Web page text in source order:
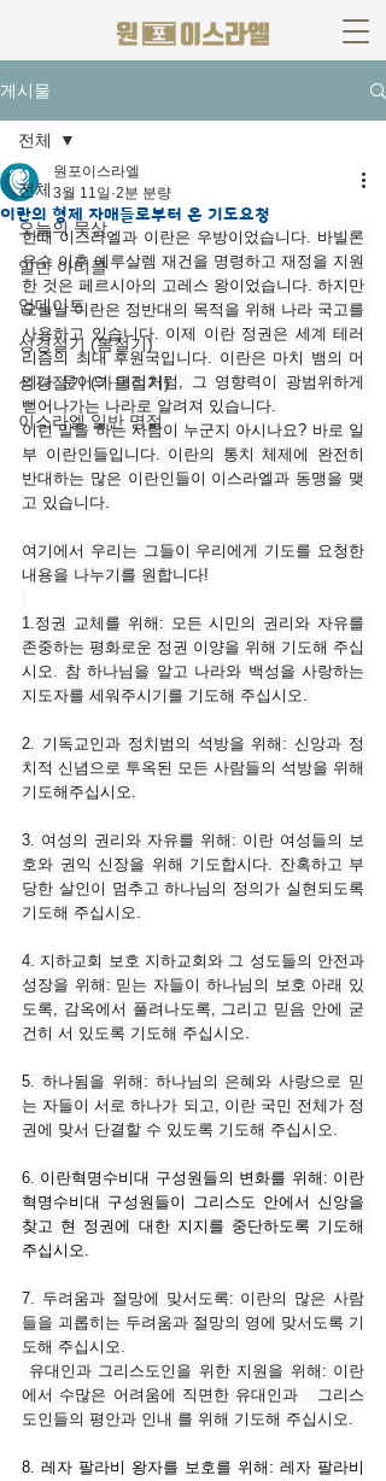
게시물
전체
오늘의 묵상
일반 아티클
업데이트
성경절기 (봄절기)
성경절기 (가을절기)
이스라엘 일반 명절
전체
이란의 형제 자매들로부터 온 기도요청
원포이스라엘
3월 11일 2분 분량
한때 이스라엘과 이란은 우방이었습니다. 바빌론
유수 이후 예루살렘 재건을 명령하고 재정을 지원
한 것은 페르시아의 고레스 왕이었습니다. 하지만
오늘날 이란은 정반대의 목적을 위해 나라 국고를
사용하고 있습니다. 이제 이란 정권은 세계 테러
리즘의 최대 후원국입니다. 이란은 마치 뱀의 머
리나 문어의 머리처럼, 그 영향력이 광범위하게
뻗어나가는 나라로 알려져 있습니다.
이런 말을 하는 사람이 누군지 아시나요? 바로 일
부 이란인들입니다. 이란의 통치 체제에 완전히
반대하는 많은 이란인들이 이스라엘과 동맹을 맺
고 있습니다.
여기에서 우리는 그들이 우리에게 기도를 요청한
내용을 나누기를 원합니다!
1.정권 교체를 위해: 모든 시민의 권리와 자유를
존중하는 평화로운 정권 이양을 위해 기도해 주십
시오. 참 하나님을 알고 나라와 백성을 사랑하는
지도자를 세워주시기를 기도해 주십시오.
2. 기독교인과 정치범의 석방을 위해: 신앙과 정
치적 신념으로 투옥된 모든 사람들의 석방을 위해
기도해주십시오.
3. 여성의 권리와 자유를 위해: 이란 여성들의 보
호와 권익 신장을 위해 기도합시다. 잔혹하고 부
당한 살인이 멈추고 하나님의 정의가 실현되도록
기도해 주십시오.
4. 지하교회 보호 지하교회와 그 성도들의 안전과
성장을 위해: 믿는 자들이 하나님의 보호 아래 있
도록, 감옥에서 풀려나도록, 그리고 믿음 안에 굳
건히 서 있도록 기도해 주십시오.
5. 하나됨을 위해: 하나님의 은혜와 사랑으로 믿
는 자들이 서로 하나가 되고, 이란 국민 전체가 정
권에 맞서 단결할 수 있도록 기도해 주십시오.
6. 이란혁명수비대 구성원들의 변화를 위해: 이란
혁명수비대 구성원들이 그리스도 안에서 신앙을
찾고 현 정권에 대한 지지를 중단하도록 기도해
주십시오.
7. 두려움과 절망에 맞서도록: 이란의 많은 사람
들을 괴롭히는 두려움과 절망의 영에 맞서도록 기
도해 주십시오.
유대인과 그리스도인을 위한 지원을 위해: 이란
에서 수많은 어려움에 직면한 유대인과   그리스
도인들의 평안과 인내 를 위해 기도해 주십시오.
8. 레자 팔라비 왕자를 보호를 위해: 레자 팔라비